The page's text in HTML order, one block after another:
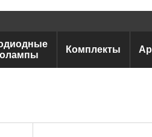
Комплекты